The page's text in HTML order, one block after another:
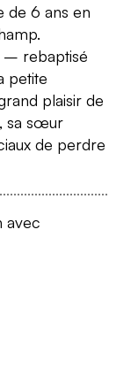
de 6 ans en
– rebaptisé
petite
plaisir de
sa sœur
de perdre
avec